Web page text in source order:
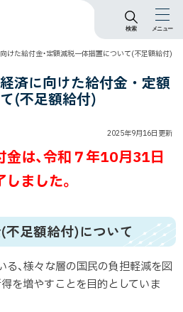
メニュー
検索
向けた給付金・定額減税一体措置について(不足額給付)
済に向けた給付金・定額
(不足額給付)
2025年9月16日 更新
は、令和７年10月31日
ました。
足額給付)について
、様々な層の国民の負担軽減を図
を増やすことを目的としていま